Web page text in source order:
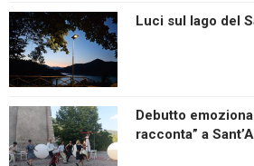
Luci sul lago del
Debutto
racconta” a